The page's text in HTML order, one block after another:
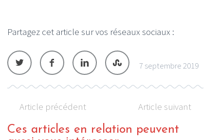
Partagez cet article sur vos réseaux sociaux :
7 septembre 2019
Article précédent Article suivant
Ces articles en relation peuvent